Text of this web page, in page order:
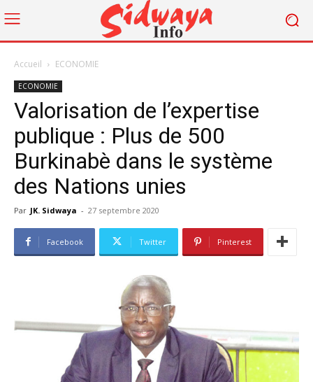
Accueil ECONOMIE
ECONOMIE
Valorisation de l’expertise
publique : Plus de 500
Burkinabè dans le système
des Nations unies
Par JK. Sidwaya - 27 septembre 2020
Facebook Twitter Pinterest